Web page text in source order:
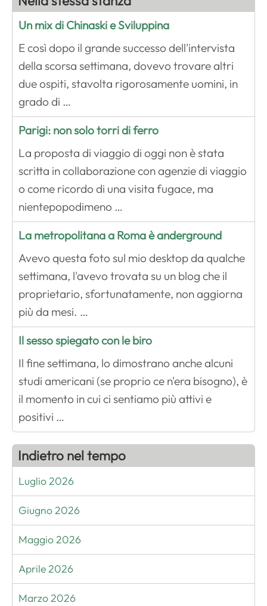
Un mix di Chinaski e Sviluppina
E così dopo il grande successo dell'intervista
della scorsa settimana, dovevo trovare altri
due ospiti, stavolta rigorosamente uomini, in
grado di …
Parigi: non solo torri di ferro
La proposta di viaggio di oggi non è stata
scritta in collaborazione con agenzie di viaggio
o come ricordo di una visita fugace, ma
nientepopodimeno …
La metropolitana a Roma è anderground
Avevo questa foto sul mio desktop da qualche
settimana, l'avevo trovata su un blog che il
proprietario, sfortunatamente, non aggiorna
più da mesi. …
Il sesso spiegato con le biro
Il fine settimana, lo dimostrano anche alcuni
studi americani (se proprio ce n'era bisogno), è
il momento in cui ci sentiamo più attivi e
positivi …
Indietro nel tempo
Luglio 2026
Giugno 2026
Maggio 2026
Aprile 2026
Marzo 2026